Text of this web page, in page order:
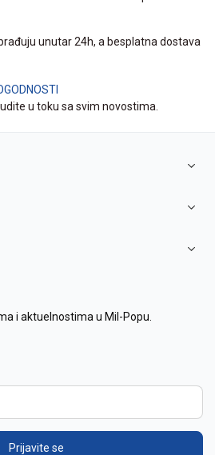
unutar 24h, a besplatna dostava
u toku sa svim novostima.
i aktuelnostima u Mil-Popu.
Prijavite se